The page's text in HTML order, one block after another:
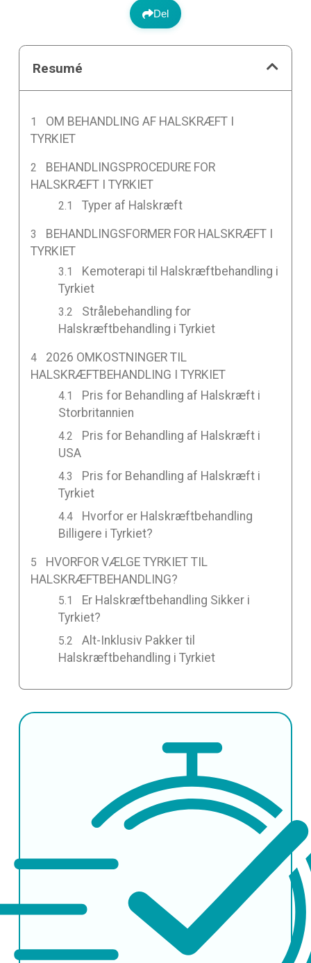
Del
Resumé
OM BEHANDLING AF HALSKRÆFT I
TYRKIET
BEHANDLINGSPROCEDURE FOR
HALSKRÆFT I TYRKIET
Typer af Halskræft
BEHANDLINGSFORMER FOR HALSKRÆFT I
TYRKIET
Kemoterapi til Halskræftbehandling i
Tyrkiet
Strålebehandling for
Halskræftbehandling i Tyrkiet
2026 OMKOSTNINGER TIL
HALSKRÆFTBEHANDLING I TYRKIET
Pris for Behandling af Halskræft i
Storbritannien
Pris for Behandling af Halskræft i
USA
Pris for Behandling af Halskræft i
Tyrkiet
Hvorfor er Halskræftbehandling
Billigere i Tyrkiet?
HVORFOR VÆLGE TYRKIET TIL
HALSKRÆFTBEHANDLING?
Er Halskræftbehandling Sikker i
Tyrkiet?
Alt-Inklusiv Pakker til
Halskræftbehandling i Tyrkiet